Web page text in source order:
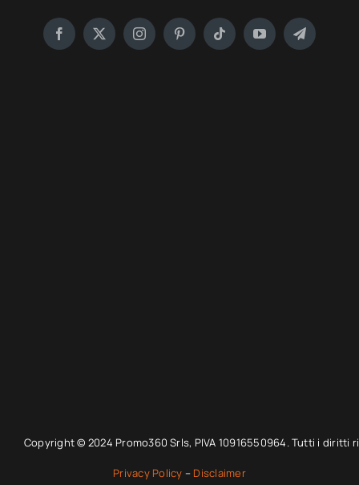
Copyright © 2024 Promo360 Srls, PIVA 10916550964. Tutti i diritti
Privacy Policy – Disclaimer